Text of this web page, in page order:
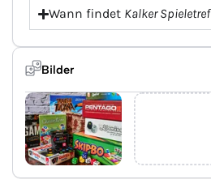
Wann findet Kalker
Bilder